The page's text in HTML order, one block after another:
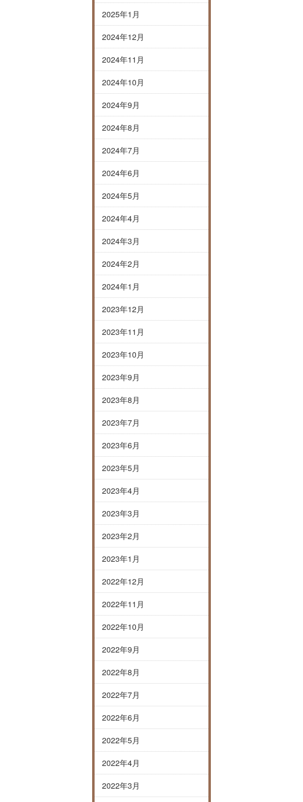
2025年1月
2024年12月
2024年11月
2024年10月
2024年9月
2024年8月
2024年7月
2024年6月
2024年5月
2024年4月
2024年3月
2024年2月
2024年1月
2023年12月
2023年11月
2023年10月
2023年9月
2023年8月
2023年7月
2023年6月
2023年5月
2023年4月
2023年3月
2023年2月
2023年1月
2022年12月
2022年11月
2022年10月
2022年9月
2022年8月
2022年7月
2022年6月
2022年5月
2022年4月
2022年3月